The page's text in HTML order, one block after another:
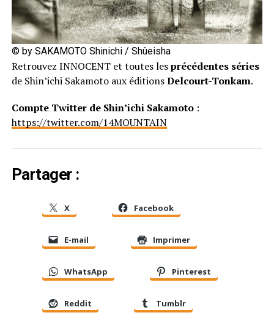
© by SAKAMOTO Shinichi / Shûeisha
Retrouvez INNOCENT et toutes lesprécédentes séries
de Shin’ichi Sakamoto aux éditionsDelcourt-Tonkam.
Compte Twitter de Shin’ichi Sakamoto:
https://twitter.com/14MOUNTAIN
Partager :
X Facebook
E-mail Imprimer
WhatsApp Pinterest
Reddit Tumblr